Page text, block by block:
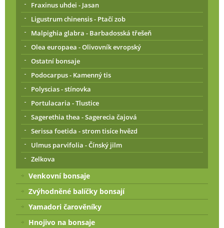
Fraxinus uhdei - Jasan
Ligustrum chinensis - Ptačí zob
Malpighia glabra - Barbadosská třešeň
Olea europaea - Olivovník evropský
Ostatní bonsaje
Podocarpus - Kamenný tis
Polyscias - stínovka
Portulacaria - Tlustice
Sagerethia thea - Sagerecia čajová
Serissa foetida - strom tisíce hvězd
Ulmus parvifolia - Čínský jilm
Zelkova
Venkovní bonsaje
Zvýhodněné balíčky bonsají
Yamadori čarověníky
Hnojivo na bonsaje